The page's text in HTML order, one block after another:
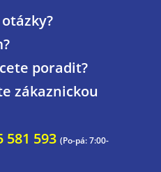
poradit?
zákaznickou
581 593 (Po-pá: 7:00-